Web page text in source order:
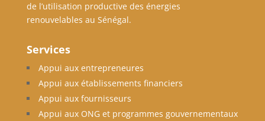
de l’utilisation productive des énergies
renouvelables au Sénégal.
Services
Appui aux entrepreneures
Appui aux établissements financiers
Appui aux fournisseurs
Appui aux ONG et programmes gouvernementaux